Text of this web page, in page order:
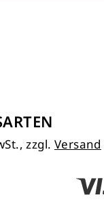
zzgl. Versand